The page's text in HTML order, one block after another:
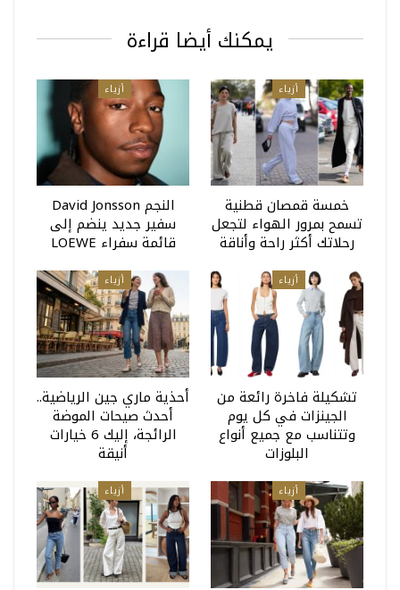
يمكنك أيضا قراءة
أزياء
خمسة قمصان قطنية
تسمح بمرور الهواء لتجعل
رحلاتك أكثر راحة وأناقة
أزياء
النجم David Jonsson
سفير جديد ينضم إلى
قائمة سفراء LOEWE
أزياء
تشكيلة فاخرة رائعة من
الجينزات في كل يوم
وتتناسب مع جميع أنواع
البلوزات
أزياء
أحذية ماري جين الرياضية..
أحدث صيحات الموضة
الرائجة، إليك 6 خيارات
أنيقة
أزياء أزياء